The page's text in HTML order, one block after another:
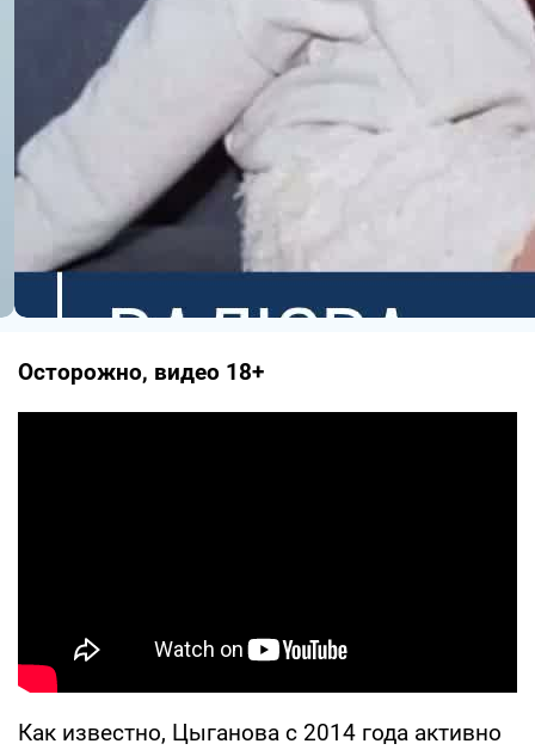
Осторожно, видео 18+
Как известно, Цыганова с 2014 года активно